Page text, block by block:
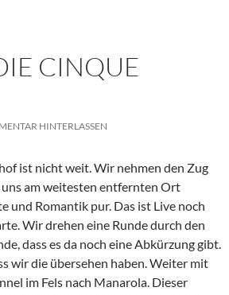
CINQUE
HINTERLASSEN
ist nicht weit. Wir nehmen den Zug
am weitesten entfernten Ort
und Romantik pur. Das ist Live noch
Wir drehen eine Runde durch den
dass es da noch eine Abkürzung gibt.
wir die übersehen haben. Weiter mit
im Fels nach Manarola. Dieser